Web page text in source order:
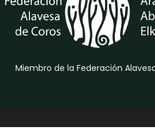
Miembro de la Federación